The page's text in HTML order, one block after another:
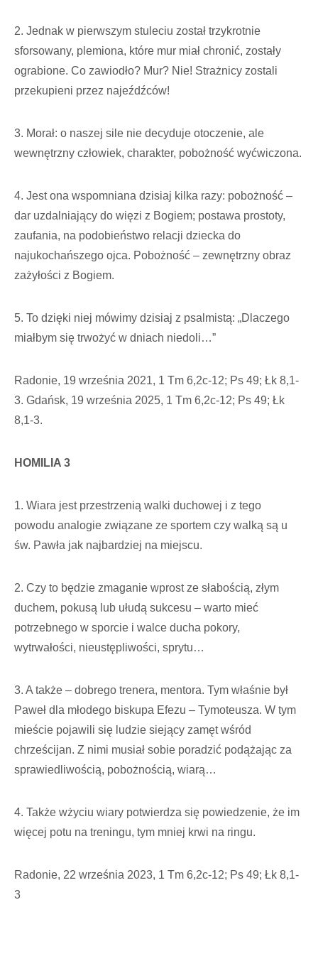
2. Jednak w pierwszym stuleciu został trzykrotnie
sforsowany, plemiona, które mur miał chronić, zostały
ograbione. Co zawiodło? Mur? Nie! Strażnicy zostali
przekupieni przez najeźdźców!
3. Morał: o naszej sile nie decyduje otoczenie, ale
wewnętrzny człowiek, charakter, pobożność wyćwiczona.
4. Jest ona wspomniana dzisiaj kilka razy: pobożność –
dar uzdalniający do więzi z Bogiem; postawa prostoty,
zaufania, na podobieństwo relacji dziecka do
najukochańszego ojca. Pobożność – zewnętrzny obraz
zażyłości z Bogiem.
5. To dzięki niej mówimy dzisiaj z psalmistą: „Dlaczego
miałbym się trwożyć w dniach niedoli…”
Radonie, 19 września 2021, 1 Tm 6,2c-12; Ps 49; Łk 8,1-
3. Gdańsk, 19 września 2025, 1 Tm 6,2c-12; Ps 49; Łk
8,1-3.
HOMILIA 3
1. Wiara jest przestrzenią walki duchowej i z tego
powodu analogie związane ze sportem czy walką są u
św. Pawła jak najbardziej na miejscu.
2. Czy to będzie zmaganie wprost ze słabością, złym
duchem, pokusą lub ułudą sukcesu – warto mieć
potrzebnego w sporcie i walce ducha pokory,
wytrwałości, nieustępliwości, sprytu…
3. A także – dobrego trenera, mentora. Tym właśnie był
Paweł dla młodego biskupa Efezu – Tymoteusza. W tym
mieście pojawili się ludzie siejący zamęt wśród
chrześcijan. Z nimi musiał sobie poradzić podążając za
sprawiedliwością, pobożnością, wiarą…
4. Także wżyciu wiary potwierdza się powiedzenie, że im
więcej potu na treningu, tym mniej krwi na ringu.
Radonie, 22 września 2023, 1 Tm 6,2c-12; Ps 49; Łk 8,1-
3